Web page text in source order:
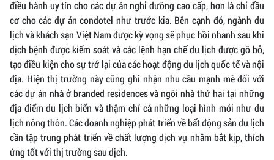
điều hành uy tín cho các dự án nghỉ dưỡng cao cấp, hơn là chỉ đầu
cơ cho các dự án condotel như trước kia. Bên cạnh đó, ngành du
lịch và khách sạn Việt Nam được kỳ vọng sẽ phục hồi nhanh sau khi
dịch bệnh được kiểm soát và các lệnh hạn chế du lịch được gỡ bỏ,
tạo điều kiện cho sự trở lại của các hoạt động du lịch quốc tế và nội
địa. Hiện thị trường này cũng ghi nhận nhu cầu mạnh mẽ đối với
các dự án nhà ở branded residences và ngôi nhà thứ hai tại những
địa điểm du lịch biển và thậm chí cả những loại hình mới như du
lịch nông thôn. Các doanh nghiệp phát triển về bất động sản du lịch
cần tập trung phát triển về chất lượng dịch vụ nhằm bắt kịp, thích
ứng tốt với thị trường sau dịch.